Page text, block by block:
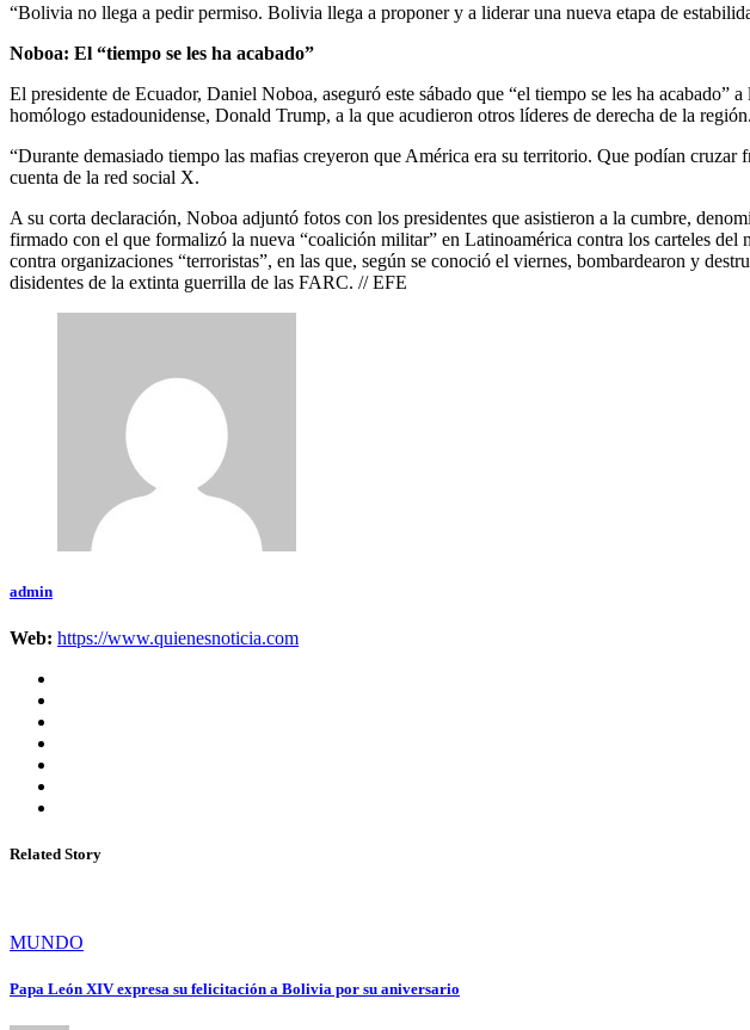
“Bolivia no llega a pedir permiso. Bolivia llega a proponer y a liderar una nueva etapa de
Noboa: El “tiempo se les ha acabado”
El presidente de Ecuador, Daniel Noboa, aseguró este sábado que “el tiempo se les ha
homólogo estadounidense, Donald Trump, a la que acudieron otros líderes de derecha de la región.
“Durante demasiado tiempo las mafias creyeron que América era su territorio. Que podían
cuenta de la red social X.
A su corta declaración, Noboa adjuntó fotos con los presidentes que asistieron a la cumbre,
firmado con el que formalizó la nueva “coalición militar” en Latinoamérica contra los carteles
contra organizaciones “terroristas”, en las que, según se conoció el viernes, bombardearon y
disidentes de la extinta guerrilla de las FARC. // EFE
admin
Web: https://www.quienesnoticia.com
Related Story
MUNDO
Papa León XIV expresa su felicitación a Bolivia por su aniversario